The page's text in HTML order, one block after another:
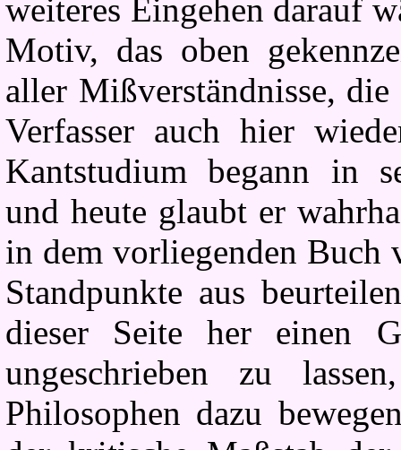
weiteres Eingehen darauf
Motiv, das oben
aller Mißverständnisse,
Verfasser auch hier
Kantstudium begann in
und heute glaubt er
in dem vorliegenden Buch
Standpunkte aus
dieser Seite her einen
ungeschrieben zu
Philosophen dazu